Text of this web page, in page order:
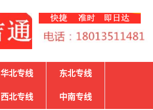
华北专线 东北专线
西北专线 中南专线